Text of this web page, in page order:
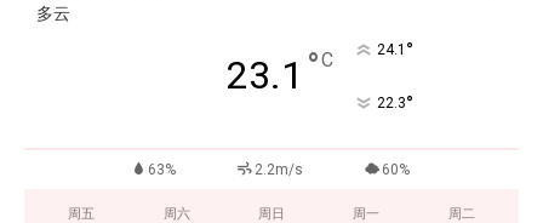
多云
23.1 °C 24.1 °
22.3°
63% 2.2m/s 60%
周五 周六 周日 周一 周二